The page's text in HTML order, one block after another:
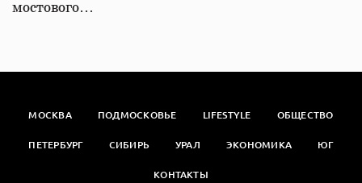
мостового…
МОСКВА ПОДМОСКОВЬЕ LIFESTYLE ОБЩЕСТВО
ПЕТЕРБУРГ СИБИРЬ УРАЛ ЭКОНОМИКА ЮГ
КОНТАКТЫ